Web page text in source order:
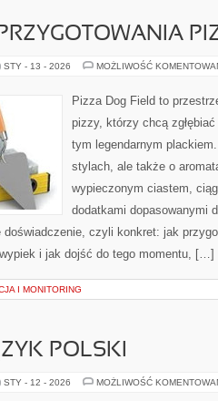
STY - 13 - 2026 MOŻLIWOŚĆ
Pizza Dog Field to
pizzy, którzy chcą
tym legendarnym
stylach, ale także o
wypieczonym ciastem,
dodatkami dopasowanymi
czyli konkret: jak
i jak dojść do tego momentu, […]
I MONITORING
POLSKI
STY - 12 - 2026 MOŻLIWOŚĆ